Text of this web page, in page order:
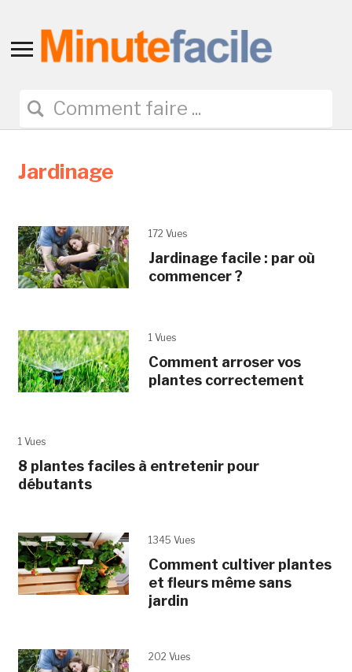
Toggle
navigation
Jardinage
172 Vues
Jardinage facile : par où
commencer ?
1 Vues
Comment arroser vos
plantes correctement
1 Vues
8 plantes faciles à entretenir pour
débutants
1345 Vues
Comment cultiver plantes
et fleurs même sans
jardin
202 Vues